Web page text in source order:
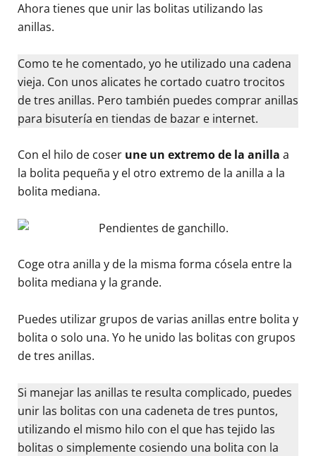
Ahora tienes que unir las bolitas utilizando las
anillas.
Como te he comentado, yo he utilizado una cadena
vieja. Con unos alicates he cortado cuatro trocitos
de tres anillas. Pero también puedes comprar anillas
para bisutería en tiendas de bazar e internet.
Con el hilo de coser une un extremo de la anilla a
la bolita pequeña y el otro extremo de la anilla a la
bolita mediana.
Coge otra anilla y de la misma forma cósela entre la
bolita mediana y la grande.
Puedes utilizar grupos de varias anillas entre bolita y
bolita o solo una. Yo he unido las bolitas con grupos
de tres anillas.
Si manejar las anillas te resulta complicado, puedes
unir las bolitas con una cadeneta de tres puntos,
utilizando el mismo hilo con el que has tejido las
bolitas o simplemente cosiendo una bolita con la